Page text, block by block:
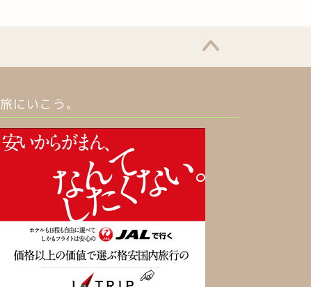
旅にいこう。